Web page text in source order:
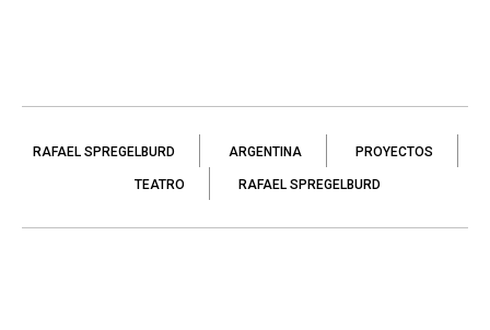
RAFAEL SPREGELBURD ARGENTINA PROYECTOS
TEATRO RAFAEL SPREGELBURD